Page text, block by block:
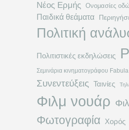
Νέος Ερμής Ονομασίες
Παιδικά θεάματα
Πολιτική
Πολιτιστικές εκδηλώσεις
Σεμινάρια κινηματογράφου Fabula
Συνεντεύξεις Ταινίες
Φιλμ νουάρ
Φωτογραφία Χορός